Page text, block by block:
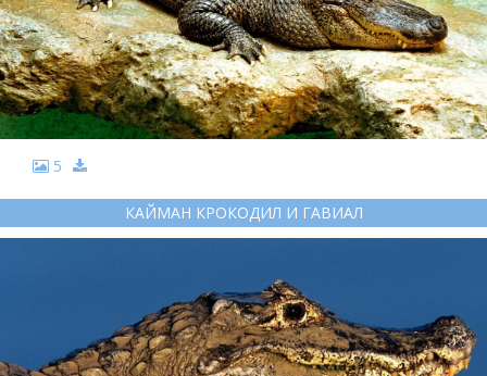
5
КАЙМАН КРОКОДИЛ И ГАВИАЛ